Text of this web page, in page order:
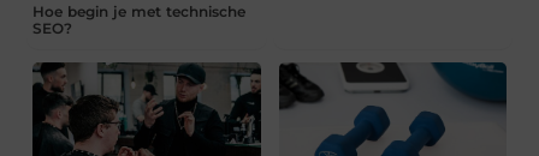
Hoe begin je met technische
SEO?